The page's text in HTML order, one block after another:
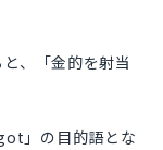
、「金的を射当
」の目的語とな